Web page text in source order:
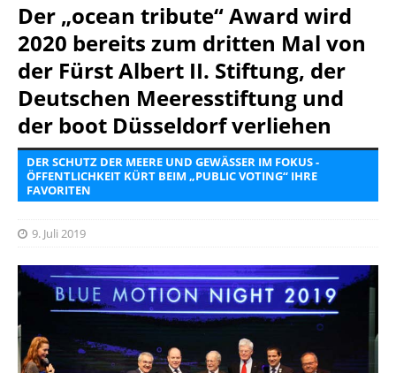
Der „ocean tribute“ Award wird
2020 bereits zum dritten Mal von
der Fürst Albert II. Stiftung, der
Deutschen Meeresstiftung und
der boot Düsseldorf verliehen
DER SCHUTZ DER MEERE UND GEWÄSSER IM FOKUS -
ÖFFENTLICHKEIT KÜRT BEIM „PUBLIC VOTING“ IHRE
FAVORITEN
9. Juli 2019